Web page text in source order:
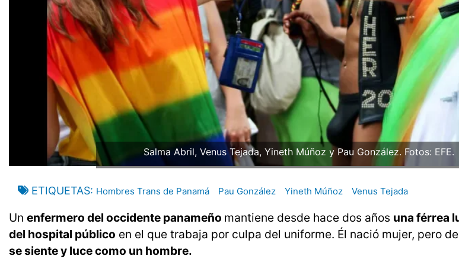
Salma Abril, Venus Tejada, Yineth Múñoz y Pau González. Fotos: EFE.
ETIQUETAS Hombres Trans de Panamá Pau González Yineth Múñoz Venus Tejada
Un enfermero del occidente panameño mantiene desde hace dos años una férrea
del hospital público en el que trabaja por culpa del uniforme. Él nació mujer, pero
se siente y luce como un hombre.